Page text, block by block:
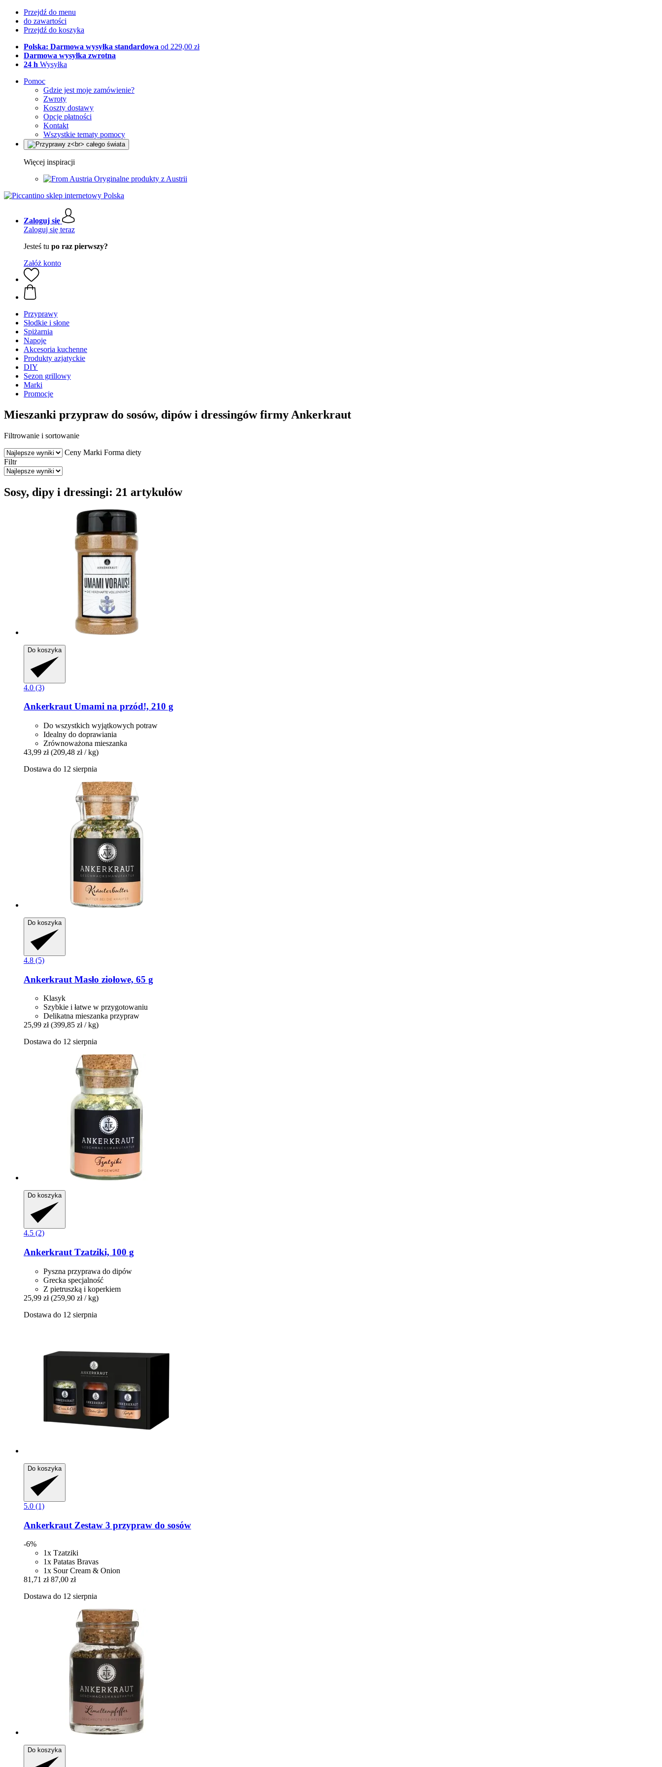
Przejdź do menu
do zawartości
Przejdź do koszyka
Polska: Darmowa wysyłka standardowa od 229,00 zł
Darmowa wysyłka zwrotna
24 h Wysyłka
Pomoc
Gdzie jest moje zamówienie?
Zwroty
Koszty dostawy
Opcje płatności
Kontakt
Wszystkie tematy pomocy
Więcej inspiracji
Oryginalne produkty z Austrii
Zaloguj się
Zaloguj się teraz
Jesteś tu po raz pierwszy?
Załóż konto
Przyprawy
Słodkie i słone
Spiżarnia
Napoje
Akcesoria kuchenne
Produkty azjatyckie
DIY
Sezon grillowy
Marki
Promocje
Mieszanki przypraw do sosów, dipów i dressingów firmy Ankerkraut
Filtrowanie i sortowanie
Ceny Marki Forma diety
Filtr
Sosy, dipy i dressingi: 21 artykułów
Do koszyka
4.0 (3)
AnkerkrautUmami na przód!, 210 g
Do wszystkich wyjątkowych potraw
Idealny do doprawiania
Zrównoważona mieszanka
43,99 zł (209,48 zł / kg)
Dostawa do 12 sierpnia
Do koszyka
4.8 (5)
Ankerkraut Masło ziołowe, 65 g
Klasyk
Szybkie i łatwe w przygotowaniu
Delikatna mieszanka przypraw
25,99 zł (399,85 zł / kg)
Dostawa do 12 sierpnia
Do koszyka
4.5 (2)
Ankerkraut Tzatziki, 100 g
Pyszna przyprawa do dipów
Grecka specjalność
Z pietruszką i koperkiem
25,99 zł (259,90 zł / kg)
Dostawa do 12 sierpnia
Do koszyka
5.0 (1)
Ankerkraut Zestaw 3 przypraw do sosów
-6%
1x Tzatziki
1x Patatas Bravas
1x Sour Cream & Onion
81,71 zł 87,00 zł
Dostawa do 12 sierpnia
Do koszyka